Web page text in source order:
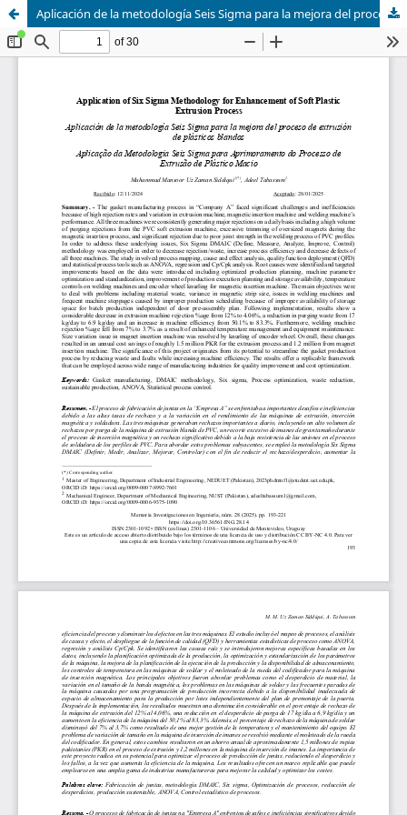
Aplicación de la metodología Seis Sigma para la mejora del proceso de extrusión de plásticos blandos